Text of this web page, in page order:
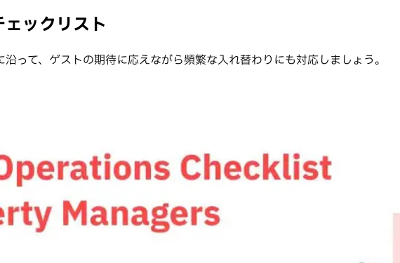
ックリスト
って、ゲストの期待に応えながら頻繁な入れ替わりにも対応しましょう。